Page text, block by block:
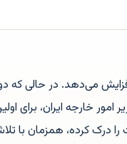
می‌دهد. در حالی که
خارجه ایران، برای
را درک کرده، همزمان با